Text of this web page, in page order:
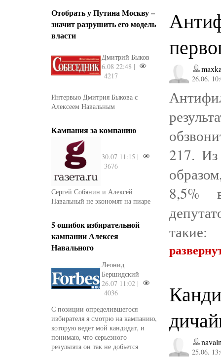
Отобрать у Путина Москву –
значит разрушить его модель
власти
Дмитрий Быков
6.08 22:48 |
4217
Интервью Дмитрия Быкова с
Алексеем Навальным
Кампания за компанию
30.07 11:15 |
3676
Сергей Собянин и Алексей
Навальный не экономят на пиаре
5 ошибок избирательной
кампании Алексея
Навального
Леонид
Бершидский
26.07 11:02 |
4036
С позиции определившегося
избирателя я смотрю на кампанию,
которую ведет мой кандидат, и
понимаю, что серьезного
результата он так не добьется
26.06.
217. Из
8,5%
такие:
25.06.